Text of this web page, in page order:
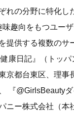
れの分野に特化し
趣向をもつユー
提供する複数のサ
康日記』（トッ
京都台東区、理事
『@GirlsBeautyダ
ニー株式会社（本